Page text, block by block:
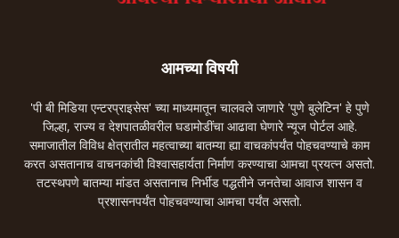
आमच्या विषयी
'पी बी मिडिया एन्टरप्राइसेस' च्या माध्यमातून चालवले जाणारे 'पुणे बुलेटिन' हे पुणे
जिल्हा, राज्य व देशपातळीवरील घडामोडींचा आढावा घेणारे न्यूज पोर्टल आहे.
समाजातील विविध क्षेत्रातील महत्वाच्या बातम्या ह्या वाचकांपर्यंत पोहचवण्याचे काम
करत असतानाच वाचनकांची विश्वासहार्यता निर्माण करण्याचा आमचा प्रयत्न असतो.
तटस्थपणे बातम्या मांडत असतानाच निर्भीड पद्धतीने जनतेचा आवाज शासन व
प्रशासनपर्यंत पोहचवण्याचा आमचा पर्यंत असतो.